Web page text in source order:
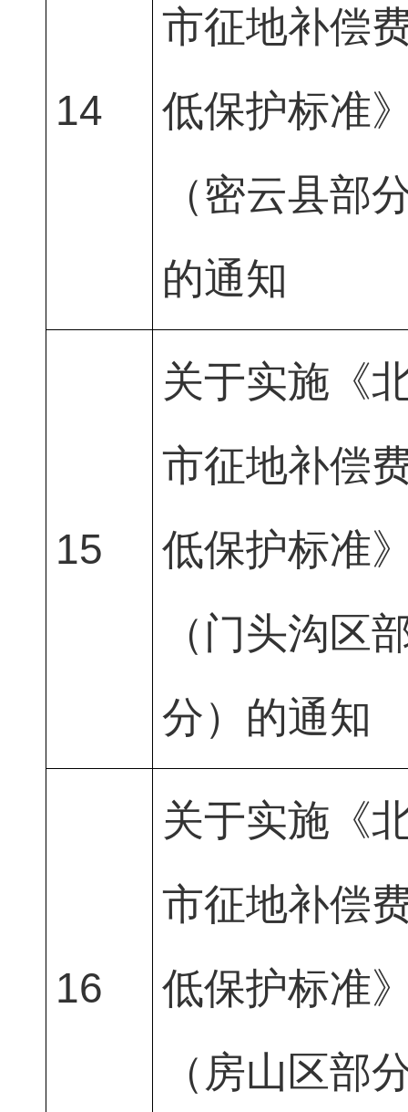
14
市征地补偿
低保护标准
（密云县部
的通知
15
关于实施《
市征地补偿
低保护标准
（门头沟区
分）的通知
16
关于实施《
市征地补偿
低保护标准
（房山区部